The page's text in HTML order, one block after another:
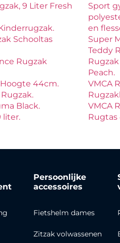
9 Liter Fresh
Schooltas
Rugzak
44cm.
Black.
liter.
Sport
en
Super
Teddy
Peach.
VMCA
VMCA
Rugtas
Persoonlijke
accessoires
Fietshelm dames
Zitzak volwassenen